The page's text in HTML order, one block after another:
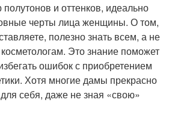
и оттенков, идеально
черты лица женщины. О том,
полезно знать всем, а не
Это знание поможет
ошибок с приобретением
Хотя многие дамы прекрасно
себя, даже не зная «свою»